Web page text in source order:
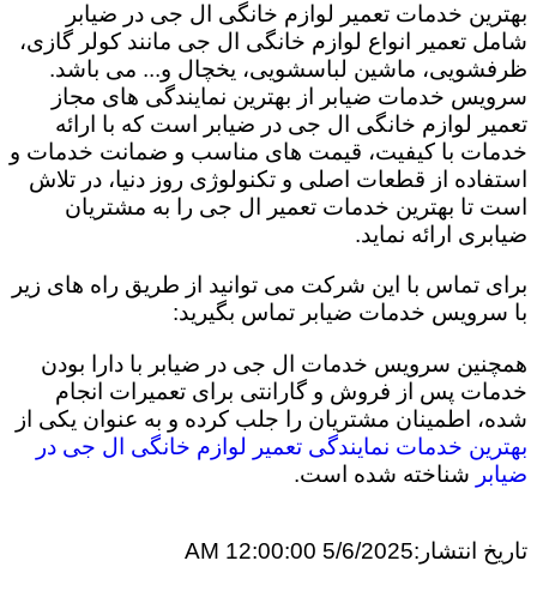
بهترین خدمات تعمیر لوازم خانگی ال جی در ضیابر
شامل تعمیر انواع لوازم خانگی ال جی مانند کولر گازی،
ظرفشویی، ماشین لباسشویی، یخچال و... می باشد.
سرویس خدمات ضیابر از بهترین نمایندگی های مجاز
تعمیر لوازم خانگی ال جی در ضیابر است که با ارائه
خدمات با کیفیت، قیمت های مناسب و ضمانت خدمات و
استفاده از قطعات اصلی و تکنولوژی روز دنیا، در تلاش
است تا بهترین خدمات تعمیر ال جی را به مشتریان
ضیابری ارائه نماید.
برای تماس با این شرکت می توانید از طریق راه های زیر
با سرویس خدمات ضیابر تماس بگیرید:
همچنین سرویس خدمات ال جی در ضیابر با دارا بودن
خدمات پس از فروش و گارانتی برای تعمیرات انجام
شده، اطمینان مشتریان را جلب کرده و به عنوان یکی از
بهترین خدمات نمایندگی تعمیر لوازم خانگی ال جی در
ضیابر شناخته شده است.
تاریخ انتشار:5/6/2025 12:00:00 AM